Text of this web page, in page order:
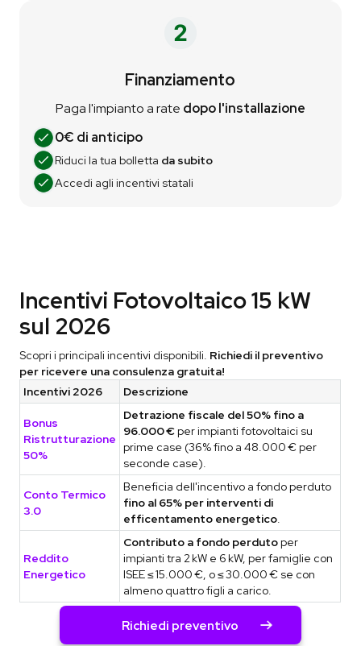
Finanziamento
Paga l'impianto a rate dopo l'installazione
0€ di anticipo
Riduci la tua bolletta da subito
Accedi agli incentivi statali
Incentivi Fotovoltaico 15 kW
sul 2026
Scopri i principali incentivi disponibili. Richiedi il preventivo
per ricevere una consulenza gratuita!
Incentivi 2026
Descrizione
Bonus
Ristrutturazione
50%
Detrazione fiscale del 50% fino a
96.000 € per impianti fotovoltaici su
prime case (36% fino a 48.000 € per
seconde case).
Conto Termico
3.0
Beneficia dell'incentivo a fondo perduto
fino al 65% per interventi di
efficentamento energetico.
Reddito
Energetico
Contributo a fondo perduto per
impianti tra 2 kW e 6 kW, per famiglie con
ISEE ≤ 15.000 €, o ≤ 30.000 € se con
almeno quattro figli a carico.
Richiedi preventivo